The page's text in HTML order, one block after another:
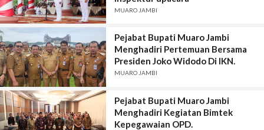
MUARO JAMBI
Pejabat Bupati Muaro Jambi
Menghadiri Pertemuan Bersama
Presiden Joko Widodo Di IKN.
MUARO JAMBI
Pejabat Bupati Muaro Jambi
Menghadiri Kegiatan Bimtek
Kepegawaian OPD.